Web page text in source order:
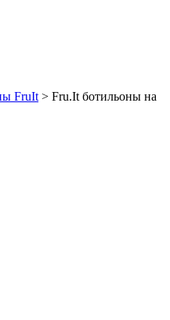
FruIt > Fru.It ботильоны на